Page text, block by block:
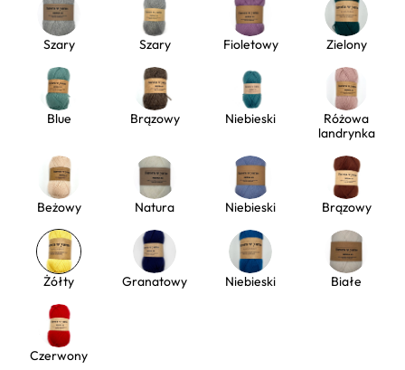
Szary Szary Fioletowy Zielony
Blue Brązowy Niebieski
Różowa
landrynka
Beżowy Natura Niebieski Brązowy
Żółty Granatowy Niebieski Białe
Czerwony